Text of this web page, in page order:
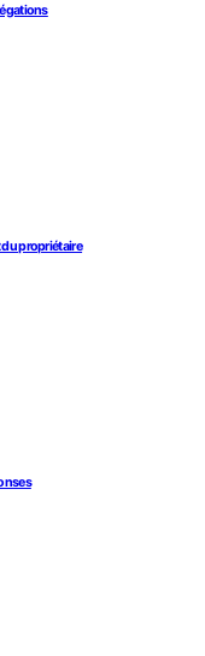
propriétaire